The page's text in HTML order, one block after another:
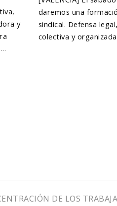
y
daremos una
sindical. Defensa legal,
colectiva y
DE LOS